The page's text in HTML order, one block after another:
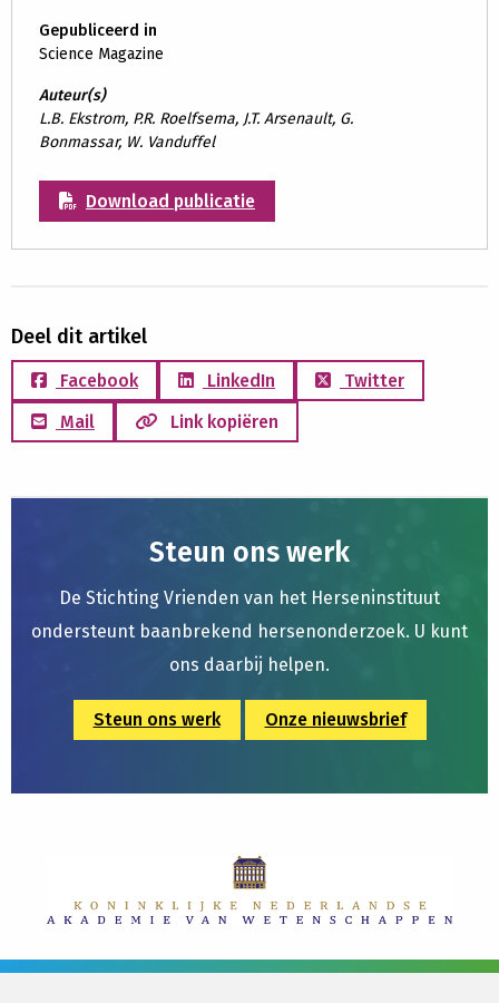
Gepubliceerd in
Science Magazine
Auteur(s)
L.B. Ekstrom, P.R. Roelfsema, J.T. Arsenault, G.
Bonmassar, W. Vanduffel
Download publicatie
Deel dit artikel
Facebook LinkedIn
Twitter
Mail
Link kopiëren
Steun ons werk
De Stichting Vrienden van het Herseninstituut
ondersteunt baanbrekend hersenonderzoek. U kunt
ons daarbij helpen.
Steun ons werk Onze nieuwsbrief